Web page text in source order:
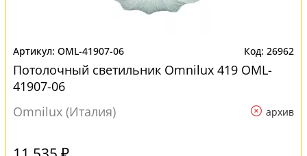
OML-41907-06 26962
Потолочный светильник Omnilux 419 OML-
41907-06
Omnilux (Италия)
архив